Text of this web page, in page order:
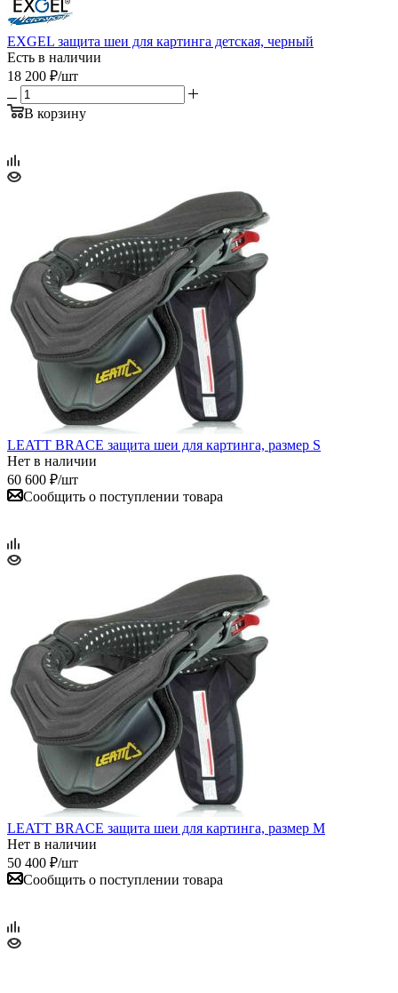
EXGEL защита шеи для картинга детская, черный
Есть в наличии
18 200 ₽/шт
В корзину
LEATT BRACE защита шеи для картинга, размер S
Нет в наличии
60 600 ₽/шт
Сообщить о поступлении товара
LEATT BRACE защита шеи для картинга, размер M
Нет в наличии
50 400 ₽/шт
Сообщить о поступлении товара